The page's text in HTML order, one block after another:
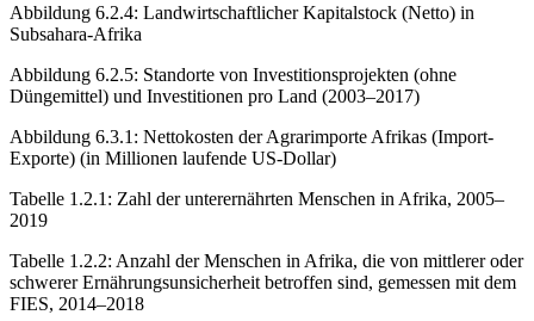
Abbildung 6.2.4: Landwirtschaftlicher Kapitalstock (Netto) in
Subsahara-Afrika
Abbildung 6.2.5: Standorte von Investitionsprojekten (ohne
Düngemittel) und Investitionen pro Land (2003–2017)
Abbildung 6.3.1: Nettokosten der Agrarimporte Afrikas (Import-
Exporte) (in Millionen laufende US-Dollar)
Tabelle 1.2.1: Zahl der unterernährten Menschen in Afrika, 2005–
2019
Tabelle 1.2.2: Anzahl der Menschen in Afrika, die von mittlerer oder
schwerer Ernährungsunsicherheit betroffen sind, gemessen mit dem
FIES, 2014–2018